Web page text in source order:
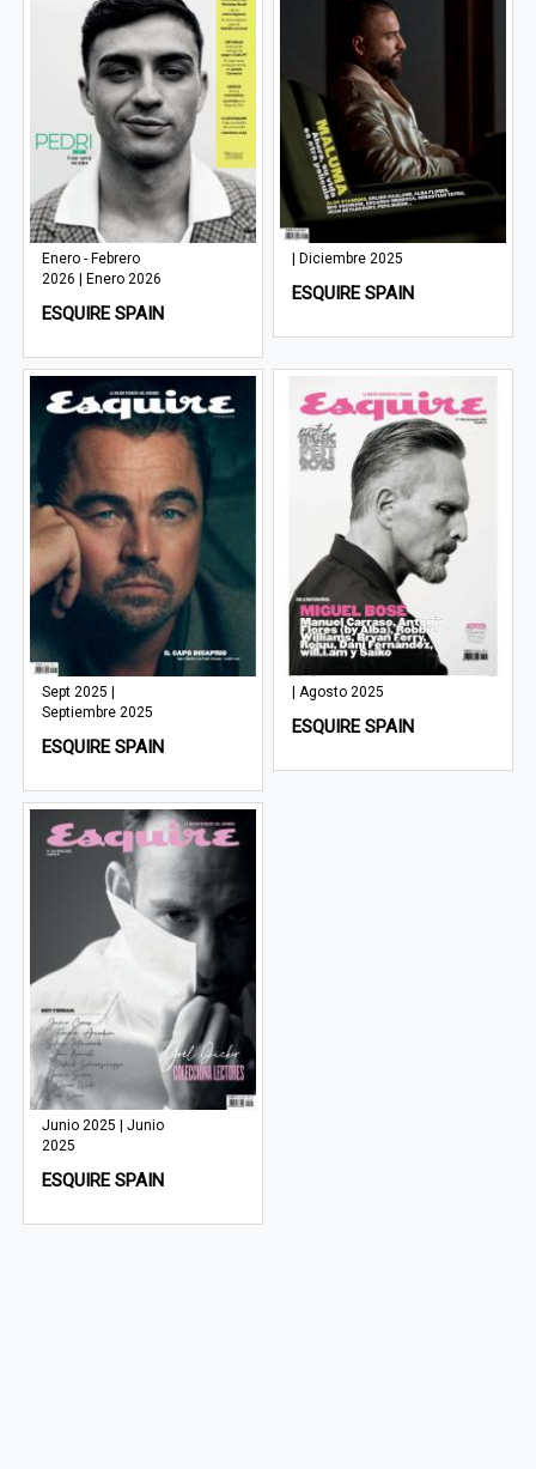
Enero - Febrero
2026 | Enero 2026
ESQUIRE SPAIN
| Diciembre 2025
ESQUIRE SPAIN
Sept 2025 |
Septiembre 2025
ESQUIRE SPAIN
| Agosto 2025
ESQUIRE SPAIN
Junio 2025 | Junio
2025
ESQUIRE SPAIN